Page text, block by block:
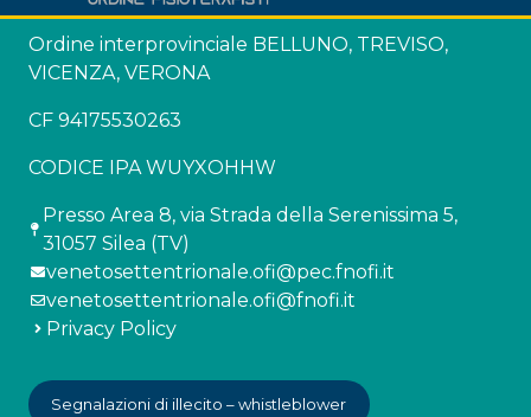
Ordine interprovinciale BELLUNO, TREVISO,
VICENZA, VERONA
CF 94175530263
CODICE IPA WUYXOHHW
Presso Area 8, via Strada della Serenissima 5,
31057 Silea (TV)
venetosettentrionale.ofi@pec.fnofi.it
venetosettentrionale.ofi@fnofi.it
Privacy Policy
Segnalazioni di illecito – whistleblower